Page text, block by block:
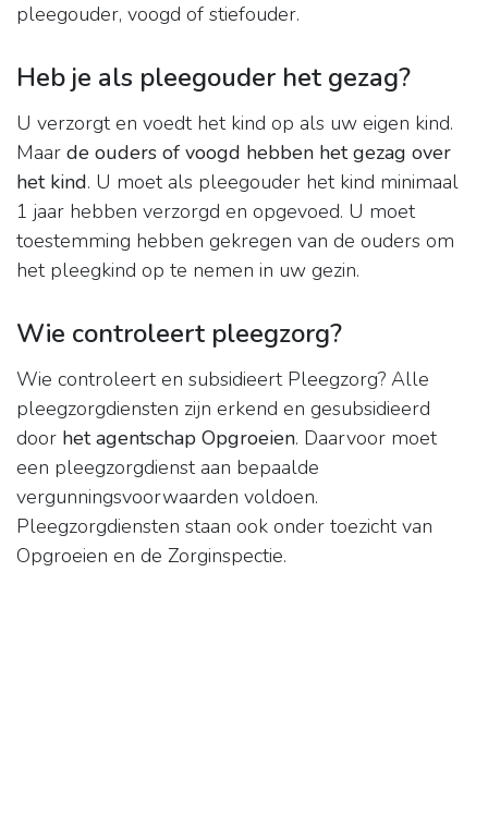
pleegouder, voogd of stiefouder.
Heb je als pleegouder het gezag?
U verzorgt en voedt het kind op als uw eigen kind.
Maar de ouders of voogd hebben het gezag over
het kind. U moet als pleegouder het kind minimaal
1 jaar hebben verzorgd en opgevoed. U moet
toestemming hebben gekregen van de ouders om
het pleegkind op te nemen in uw gezin.
Wie controleert pleegzorg?
Wie controleert en subsidieert Pleegzorg? Alle
pleegzorgdiensten zijn erkend en gesubsidieerd
door het agentschap Opgroeien. Daarvoor moet
een pleegzorgdienst aan bepaalde
vergunningsvoorwaarden voldoen.
Pleegzorgdiensten staan ook onder toezicht van
Opgroeien en de Zorginspectie.